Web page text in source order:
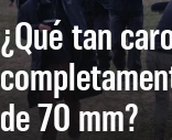
¿Qué tan
de 70 mm?